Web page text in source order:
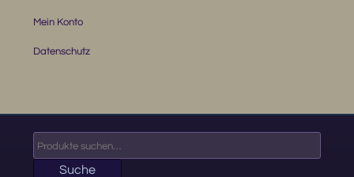
Mein Konto
Datenschutz
nach:
Suche